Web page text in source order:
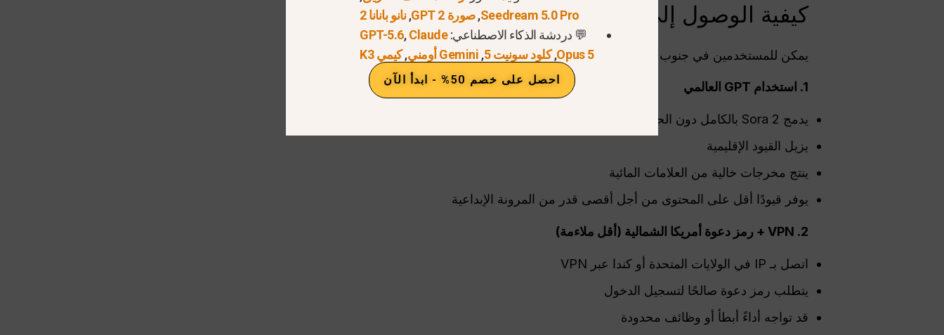
كيفية الوصول إلى Sora 2 من جنوب أفريقيا
يمكن للمستخدمين في جنوب إفريقيا الحصول على وصول مبكر إلى Sora 2 من خلال الخيارات التالية:
1. استخدام GPT العالمي
يدمج Sora 2 بالكامل دون الحاجة إلى رمز دعوة
يزيل القيود الإقليمية
ينتج مخرجات خالية من العلامات المائية
يوفر قيودًا أقل على المحتوى من أجل أقصى قدر من المرونة الإبداعية
2. VPN + رمز دعوة أمريكا الشمالية (أقل ملاءمة)
اتصل بـ IP في الولايات المتحدة أو كندا عبر VPN
يتطلب رمز دعوة صالحًا لتسجيل الدخول
قد تواجه أداءً أبطأ أو وظائف محدودة
Seedream 5.0 Pro
,صورة GPT 2 ,نانو بانانا 2
💬 دردشة الذكاء الاصطناعي:
GPT-5.6,Claude
Opus 5
,كلود سونيت 5 , Gemini أومني ,كيمي K3
احصل على خصم 50% - ابدأ الآن